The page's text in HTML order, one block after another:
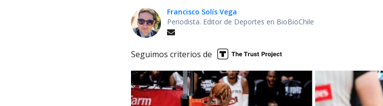
Francisco Solís Vega
Periodista. Editor de Deportes en BioBioChile
Seguimos criterios de